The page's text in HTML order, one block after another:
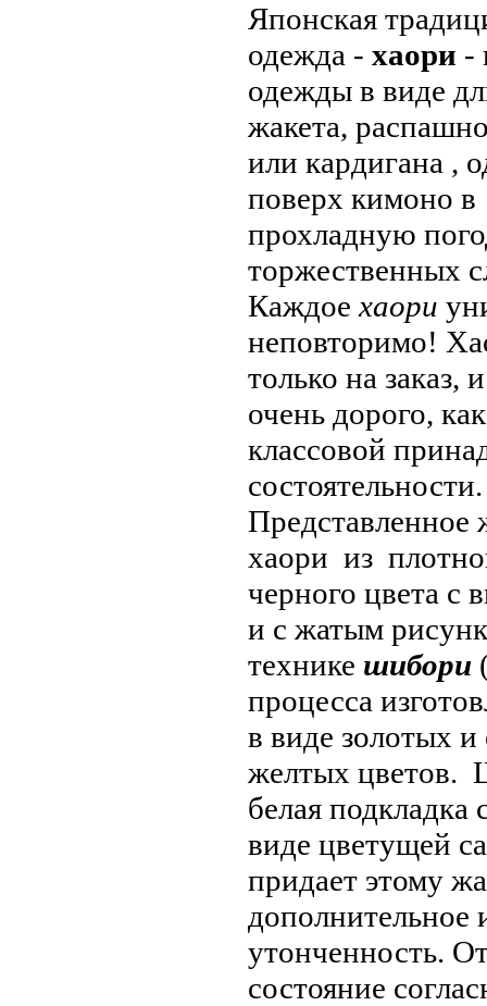
Японская
одежда - хаори -
одежды в виде
жакета,
или кардигана ,
поверх кимоно в
прохладную
торжественных
Каждое хаори
неповторимо!
только на заказ,
очень дорого,
классовой
состоятельности.
Представленное
хаори из
черного цвета с
и с жатым
технике шибори
процесса
в виде золотых и
желтых цветов.
белая подкладка
виде цветущей
придает этому
дополнительное
утонченность.
состояние